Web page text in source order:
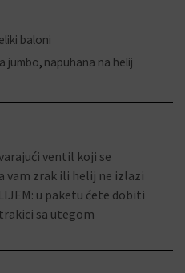
baloni
jumbo, napuhana na helij
ventil koji se
vam zrak ili helij ne izlazi
u paketu ćete dobiti
sa utegom